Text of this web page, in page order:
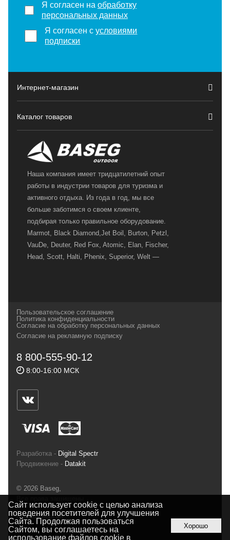
Я согласен на обработку
персональных данных
Я согласен сусловиями
подписки
Интернет-магазин
Каталог товаров
Наша компания имеет тридцатилетний опыт
работы в индустрии товаров для туризма и
активного отдыха. Из года в год, мы все
больше заботимся о своем клиенте,
подбирая только правильное оборудование.
Marmot, Black Diamond,Jet Boil, Burton, Petzl,
VauDe, Deuter, Red Fox, Atomic, Elan, Fischer,
Head, Scott, Halti, Phenix, Superior, Welt —
и взыскательных путешественников,
спортсменов и отдыхающих.
Геннадьевич
ИНН 590300057023 ОГРН 304590319000121
ул.Советская, 25, магазин Басег.
Тел./факс (342) 2101242
Пользовательское соглашение
Политика конфиденциальности
Согласие на обработку персональных данных
Согласие на рекламную подписку
8 800-555-90-12
8:00-16:00 МСК
Разработка - Digital Spectr
Продвижение - Datakit
© 2026 Baseg,
Полная версия
Сайт использует cookie с целью анализа
поведения посетителей для улучшения
Сайта. Продолжая пользоваться
Сайтом, вы соглашаетесь на
использование файлов cookie в
Хорошо